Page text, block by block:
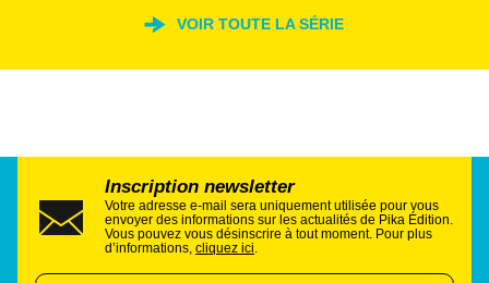
VOIR TOUTE LA SÉRIE
Inscription newsletter
Votre adresse e-mail sera uniquement utilisée pour vous
envoyer des informations sur les actualités de Pika Édition.
Vous pouvez vous désinscrire à tout moment. Pour plus
d’informations, cliquez ici.